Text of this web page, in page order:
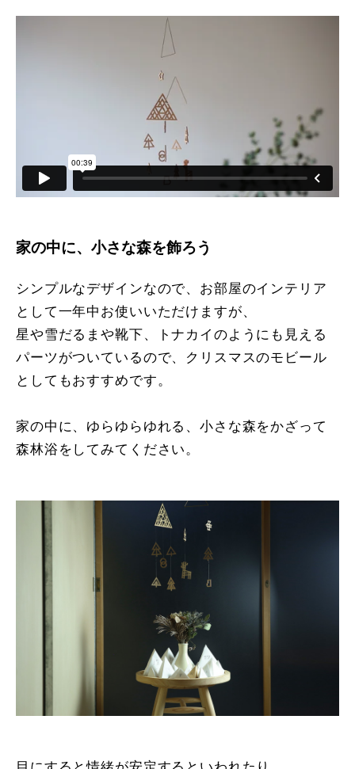
家の中に、小さな森を飾ろう
シンプルなデザインなので、お部屋のインテリア
として一年中お使いいただけますが、
星や雪だるまや靴下、トナカイのようにも見える
パーツがついているので、クリスマスのモビール
としてもおすすめです。
家の中に、ゆらゆらゆれる、小さな森をかざって
森林浴をしてみてください。